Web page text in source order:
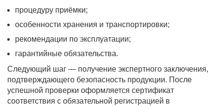
процедуру приёмки;
особенности хранения и транспортировки;
рекомендации по эксплуатации;
гарантийные обязательства.
Следующий шаг — получение экспертного заключения,
подтверждающего безопасность продукции. После
успешной проверки оформляется сертификат
соответствия с обязательной регистрацией в